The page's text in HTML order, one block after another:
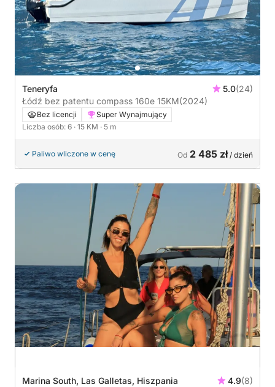
Teneryfa 5.0(24)
Łódź bez patentu compass 160e 15KM(2024)
Bez licencji
Super Wynajmujący
Liczba osób: 6 · 15 KM · 5 m
Paliwo wliczone w cenę Od 2 485 zł/ dzień
Marina South, Las Galletas, Hiszpania 4.9(8)